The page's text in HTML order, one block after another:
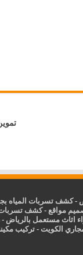
-كشف تسربات المياه
مواقع -كشف تسربات
اثاث مستعمل بالرياض -
الكويت -تركيب